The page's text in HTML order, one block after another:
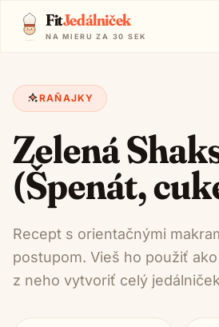
FitJedálniček
NA MIERU ZA 30 SEK
RAŇAJKY
Zelená
(Špenát,
Recept s orientačnými
postupom. Vieš ho použiť
z neho vytvoriť celý